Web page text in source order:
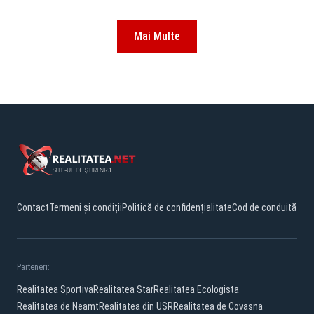
Mai Multe
ContactTermeni și condițiiPolitică de confidențialitateCod de conduită
Parteneri:
Realitatea SportivaRealitatea StarRealitatea Ecologista
Realitatea de NeamtRealitatea din USRRealitatea de Covasna